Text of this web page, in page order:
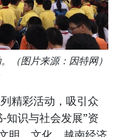
（图片来源：因特网）
精彩活动，吸引众
知识与社会发展”资